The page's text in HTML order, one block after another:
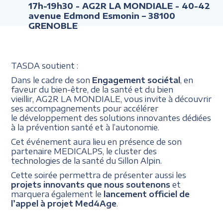
17h-19h30 - AG2R LA MONDIALE - 40-42
avenue Edmond Esmonin – 38100
GRENOBLE
TASDA soutient :
Dans le cadre de son Engagement sociétal , en
faveur du bien-être, de la santé et du bien
vieillir, AG2R LA MONDIALE, vous invite à découvrir
ses accompagnements pour accélérer
le développement des solutions innovantes dédiées
à la prévention santé et à l’autonomie.
Cet événement aura lieu en présence de son
partenaire MEDICALPS, le cluster des
technologies de la santé du Sillon Alpin.
Cette soirée permettra de présenter aussi les
projets innovants que nous soutenonset
marquera également le lancement officiel de
l’appel à projet Med4Age